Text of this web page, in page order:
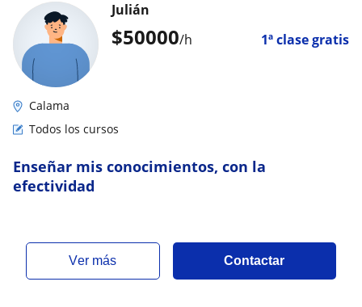
$50000/h 1ª clase gratis
Julián
Calama
Todos los cursos
Enseñar mis conocimientos, con la
efectividad
ver más Contactar